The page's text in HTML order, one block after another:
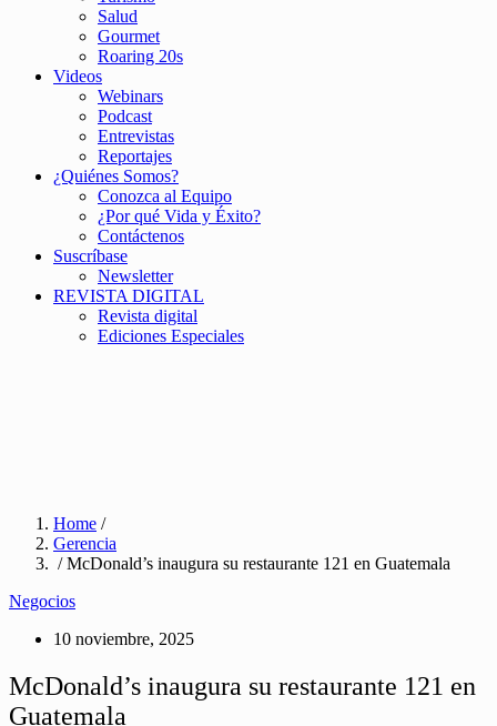
Salud
Gourmet
Roaring 20s
Videos
Webinars
Podcast
Entrevistas
Reportajes
¿Quiénes Somos?
Conozca al Equipo
¿Por qué Vida y Éxito?
Contáctenos
Suscríbase
Newsletter
REVISTA DIGITAL
Revista digital
Ediciones Especiales
Home /
Gerencia
/ McDonald’s inaugura su restaurante 121 en Guatemala
Negocios
10 noviembre, 2025
McDonald’s inaugura su restaurante 121 en
Guatemala